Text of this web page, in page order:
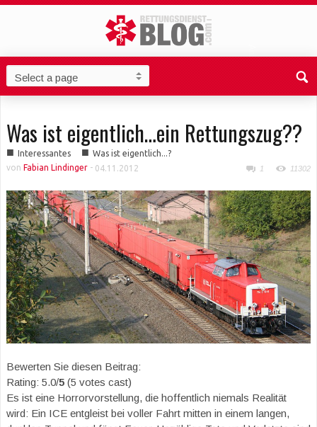
Was ist eigentlich…ein Rettungszug??
■ Interessantes ■ Was ist eigentlich...?
von Fabian Lindinger - 04.11.2012 1 11302
Bewerten Sie diesen Beitrag:
Rating: 5.0/5 (5 votes cast)
Es ist eine Horrorvorstellung, die hoffentlich niemals Realität
wird: Ein ICE entgleist bei voller Fahrt mitten in einem langen,